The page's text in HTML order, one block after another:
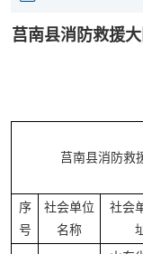
莒南县消防救援
莒南县消防救
序
号
社会单位
名称
社会